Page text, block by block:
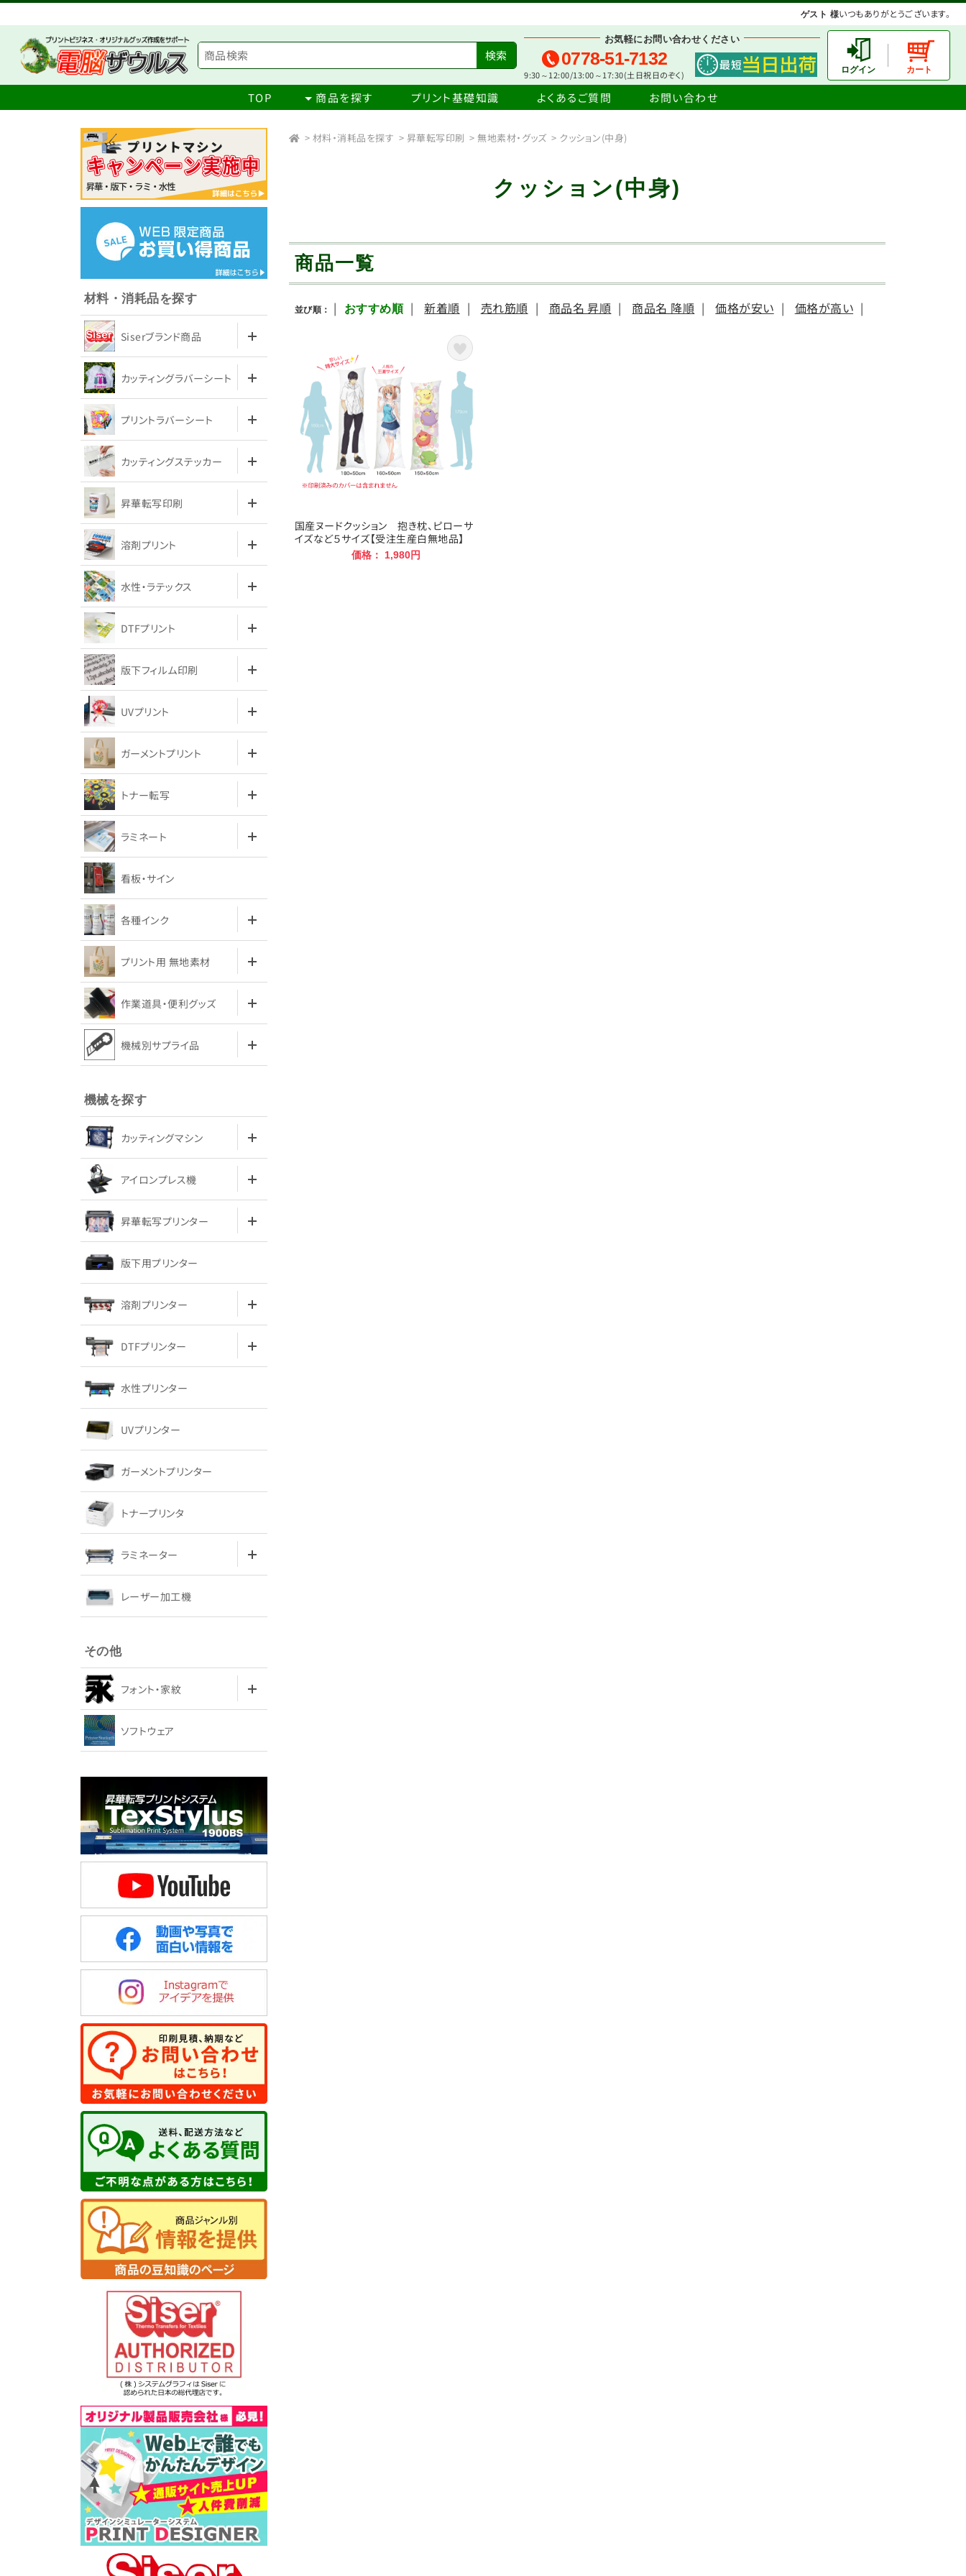
ゲスト 様いつもありがとうございます。
お気軽にお問い合わせください
0778-51-7132
9:30～12:00/13:00～17:30(土日祝日のぞく)
TOP 商品を探す プリント基礎知識 よくあるご質問 お問い合わせ
> 材料・消耗品を探す > 昇華転写印刷 > 無地素材・グッズ > クッション(中身)
クッション(中身)
商品一覧
並び順： | おすすめ順 | 新着順 | 売れ筋順 | 商品名 昇順 | 商品名 降順 | 価格が安い | 価格が高い |
国産ヌードクッション 抱き枕、ピローサ
イズなど５サイズ【受注生産白無地品】
価格： 1,980円
材料・消耗品を探す
Siserブランド商品
カッティングラバーシート
プリントラバーシート
カッティングステッカー
昇華転写印刷
溶剤プリント
水性・ラテックス
DTFプリント
版下フィルム印刷
UVプリント
ガーメントプリント
トナー転写
ラミネート
看板・サイン
各種インク
プリント用 無地素材
作業道具・便利グッズ
機械別サプライ品
機械を探す
カッティングマシン
アイロンプレス機
昇華転写プリンター
版下用プリンター
溶剤プリンター
DTFプリンター
水性プリンター
UVプリンター
ガーメントプリンター
トナープリンタ
ラミネーター
レーザー加工機
その他
フォント・家紋
ソフトウェア